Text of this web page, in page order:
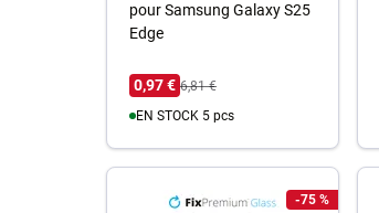
pour Samsung Galaxy S25
Edge
0,97 € 6,81 €
EN STOCK 5 pcs
-75 %